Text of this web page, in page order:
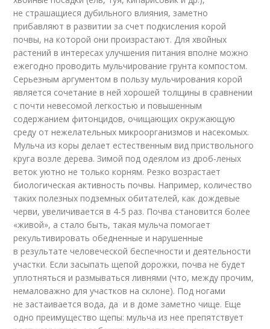
не страшащиеся дубильного влияния, заметно
прибавляют в развитии за счет подкисления корой
почвы, на которой они произрастают. Для хвойных
растений в интересах улучшения питания вполне можно
ежегодно проводить мульчирование грунта компостом.
Серьезным аргументом в пользу мульчирования корой
является сочетание в ней хорошей толщины в сравнении
с почти невесомой легкостью и повышенным
содержанием фитонцидов, очищающих окружающую
среду от нежелательных микроорганизмов и насекомых.
Мульча из коры делает естественным вид приствольного
круга возле дерева. Зимой под одеялом из дроб-леных
веток уютно не только корням. Резко возрастает
биологическая активность почвы. Например, количество
таких полезных подземных обитателей, как дождевые
черви, увеличивается в 4-5 раз. Почва становится более
«живой», а стало быть, такая мульча помогает
рекультивировать обедненные и нарушенные
в результате человеческой беспечности и деятельности
участки. Если засыпать щепой дорожки, почва не будет
уплотняться и размываться ливнями (что, между прочим,
немаловажно для участков на склоне). Под ногами
не застаивается вода, да и в доме заметно чище. Еще
одно преимущество щепы: мульча из нее препятствует